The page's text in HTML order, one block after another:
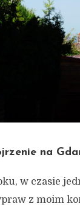
na
w czasie
z moim